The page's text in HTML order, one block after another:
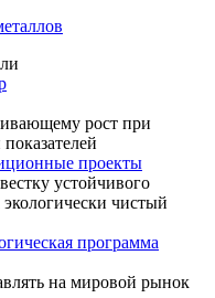
рост при
проекты
устойчивого
чистый
программа
на мировой рынок